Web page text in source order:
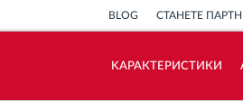
BLOG СТАНЕТЕ
KАРАКТЕРИСТИКИ